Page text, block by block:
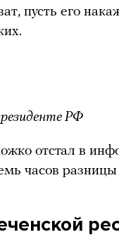
пусть его
РФ
отстал в
часов